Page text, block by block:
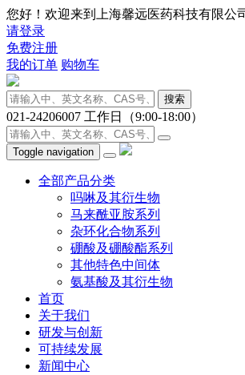
您好！欢迎来到上海馨远医药科技有限公
请登录
免费注册
我的订单 购物车
搜索
021-24206007 工作日（9:00-18:00）
Toggle navigation
全部产品分类
吗啉及其衍生物
马来酰亚胺系列
杂环化合物系列
硼酸及硼酸酯系列
其他特色中间体
氨基酸及其衍生物
首页
关于我们
研发与创新
可持续发展
新闻中心